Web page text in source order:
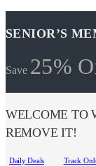
SENIOR’S
Save 25%
WELCOME TO
REMOVE IT!
Daily Deals
Track